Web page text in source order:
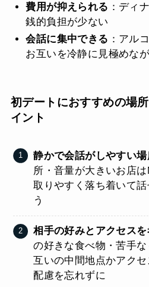
費用が抑えられる ：ディ
銭的負担が少ない
会話に集中できる ：アル
お互いを冷静に見極めな
初デートにおすすめの場
イント
静かで会話がしやすい
所・音量が大きいお店
取りやすく落ち着いて
う
相手の好みとアクセス
の好きな食べ物・苦手
互いの中間地点かアク
配慮を忘れずに